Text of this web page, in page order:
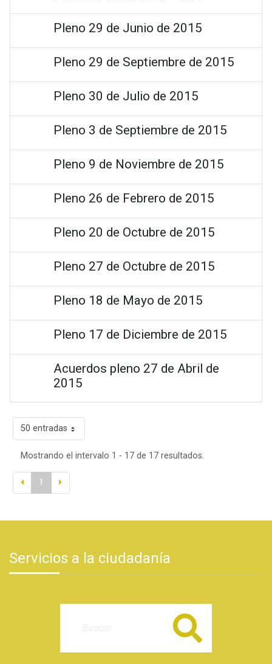
Pleno 29 de Junio de 2015
Pleno 29 de Septiembre de 2015
Pleno 30 de Julio de 2015
Pleno 3 de Septiembre de 2015
Pleno 9 de Noviembre de 2015
Pleno 26 de Febrero de 2015
Pleno 20 de Octubre de 2015
Pleno 27 de Octubre de 2015
Pleno 18 de Mayo de 2015
Pleno 17 de Diciembre de 2015
Acuerdos pleno 27 de Abril de
2015
50 entradas
Mostrando el intervalo 1 - 17 de 17 resultados.
1
Servicios a la ciudadanía
Buscar